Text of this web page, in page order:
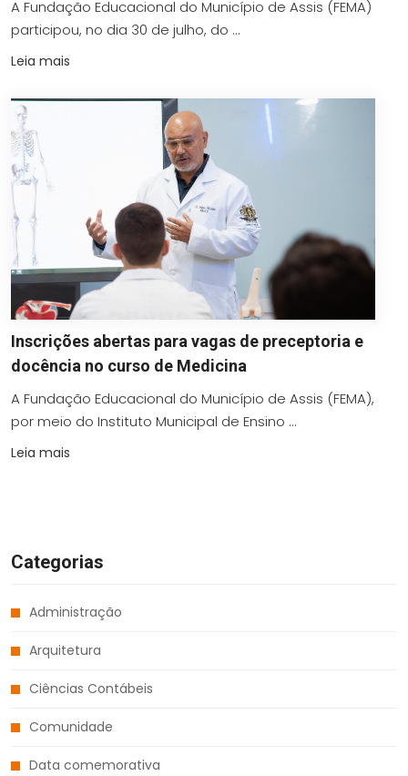
A Fundação Educacional do Município de Assis (FEMA)
participou, no dia 30 de julho, do ...
Leia mais
Inscrições abertas para vagas de preceptoria e
docência no curso de Medicina
A Fundação Educacional do Município de Assis (FEMA),
por meio do Instituto Municipal de Ensino ...
Leia mais
Categorias
Administração
Arquitetura
Ciências Contábeis
Comunidade
Data comemorativa